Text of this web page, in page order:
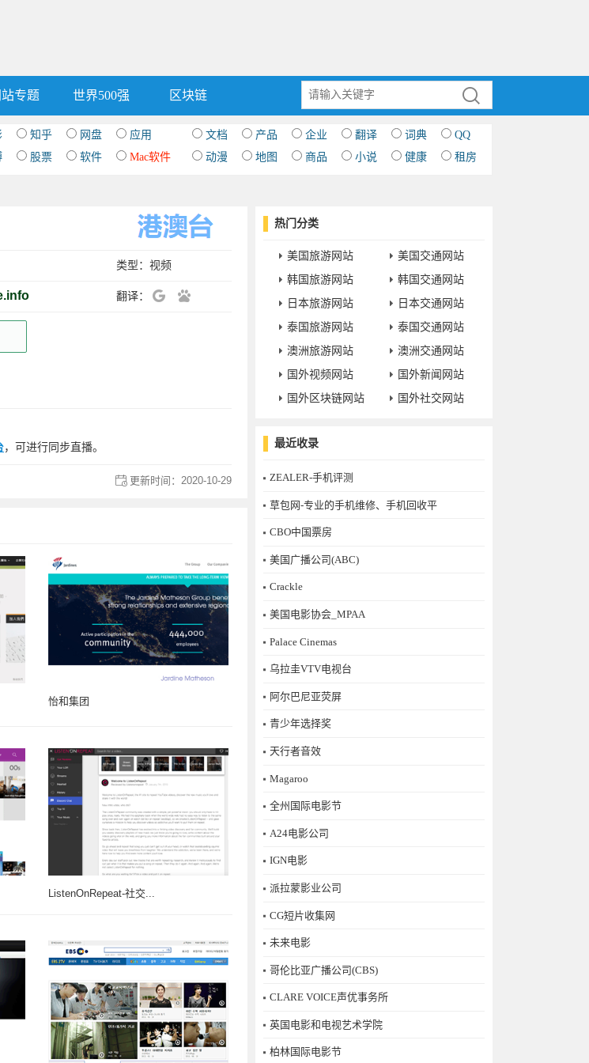
站专题 世界500强 区块链
知乎 网盘 应用 文档 产品 企业 翻译 词典
QQ
股票 软件 Mac软件 动漫 地图 商品 小说 健康 租房
类型： 视频
翻译：
，可进行同步直播。
更新时间： 2020-10-29
怡和集团
ListenOnRepeat-社交...
热门分类
美国旅游网站
美国交通网站
韩国旅游网站
韩国交通网站
日本旅游网站
日本交通网站
泰国旅游网站
泰国交通网站
澳洲旅游网站
澳洲交通网站
国外视频网站
国外新闻网站
国外区块链网站
国外社交网站
最近收录
ZEALER-手机评测
草包网-专业的手机维修、手机回收平
CBO中国票房
美国广播公司(ABC)
Crackle
美国电影协会_MPAA
Palace Cinemas
乌拉圭VTV电视台
阿尔巴尼亚荧屏
青少年选择奖
天行者音效
Magaroo
全州国际电影节
A24电影公司
IGN电影
派拉蒙影业公司
CG短片收集网
未来电影
哥伦比亚广播公司(CBS)
CLARE VOICE声优事务所
英国电影和电视艺术学院
柏林国际电影节